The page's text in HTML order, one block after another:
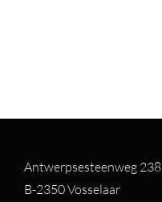
Antwerpsesteenweg 238
B-2350 Vosselaar